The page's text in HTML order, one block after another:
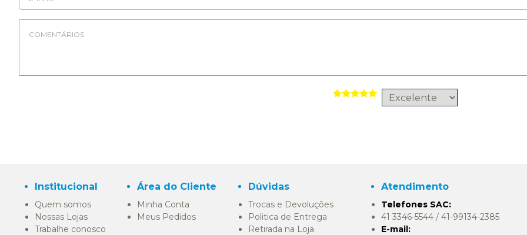
Institucional
Quem somos
Nossas Lojas
Trabalhe conosco
Área do Cliente
Minha Conta
Meus Pedidos
Dúvidas
Trocas e Devoluções
Politica de Entrega
Retirada na Loja
Atendimento
Telefones SAC:
41 3346-5544 / 41-99134-2385
E-mail: